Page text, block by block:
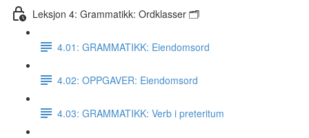
Leksjon 4: Grammatikk: Ordklasser 🗂
4.01: GRAMMATIKK: Eiendomsord
4.02: OPPGAVER: Eiendomsord
4.03: GRAMMATIKK: Verb i preteritum